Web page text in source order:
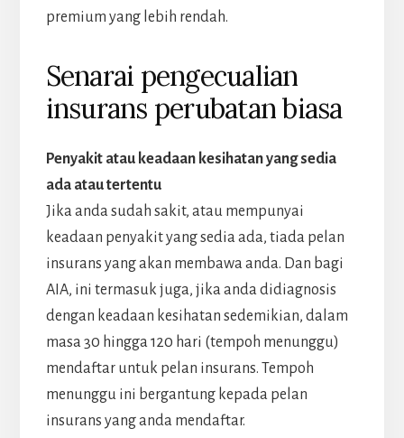
premium yang lebih rendah.
Senarai pengecualian
insurans perubatan biasa
Penyakit atau keadaan kesihatan yang sedia
ada atau tertentu
Jika anda sudah sakit, atau mempunyai
keadaan penyakit yang sedia ada, tiada pelan
insurans yang akan membawa anda. Dan bagi
AIA, ini termasuk juga, jika anda didiagnosis
dengan keadaan kesihatan sedemikian, dalam
masa 30 hingga 120 hari (tempoh menunggu)
mendaftar untuk pelan insurans. Tempoh
menunggu ini bergantung kepada pelan
insurans yang anda mendaftar.